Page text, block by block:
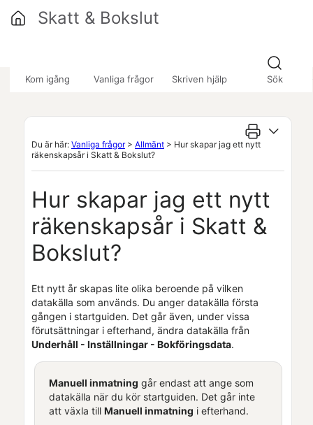
Kom igång Vanliga frågor Skriven hjälp Sök
Skatt & Bokslut
Du är här: Vanliga frågor> Allmänt > Hur skapar jag ett nytt
räkenskapsår i Skatt & Bokslut?
Hur skapar jag ett nytt
räkenskapsår i Skatt &
Bokslut?
Ett nytt år skapas lite olika beroende på vilken
datakälla som används. Du anger datakälla första
gången i startguiden. Det går även, under vissa
förutsättningar i efterhand, ändra datakälla från
Underhåll - Inställningar - Bokföringsdata.
Manuell inmatning går endast att ange som
datakälla när du kör startguiden. Det går inte
att växla till Manuell inmatning i efterhand.